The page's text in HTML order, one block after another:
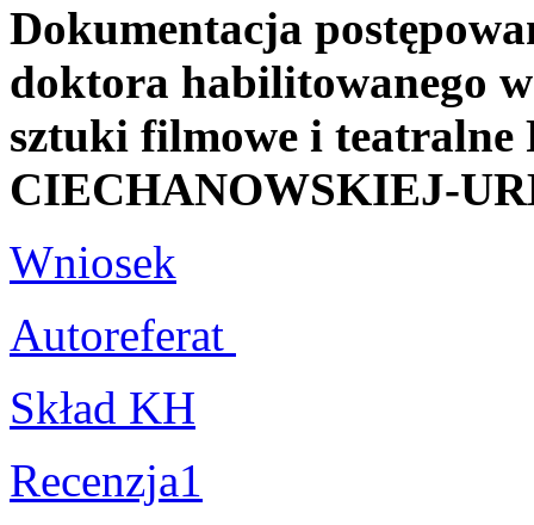
Dokumentacja
doktora habilitowanego
sztuki filmowe i teatralne
CIECHANOWSKIEJ-
Wniosek
Autoreferat
Skład KH
Recenzja1